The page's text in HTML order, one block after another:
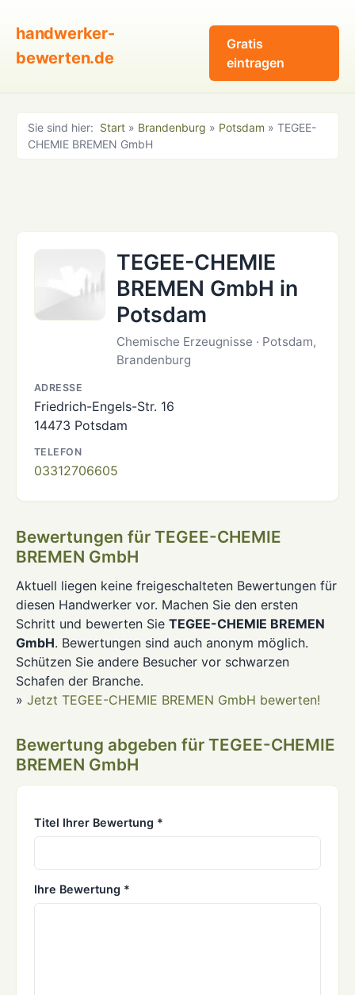
handwerker-
bewerten.de
Gratis
eintragen
Sie sind hier: Start » Brandenburg » Potsdam » TEGEE-
CHEMIE BREMEN GmbH
TEGEE-CHEMIE
BREMEN GmbH in
Potsdam
Chemische Erzeugnisse · Potsdam,
Brandenburg
ADRESSE
Friedrich-Engels-Str. 16
14473 Potsdam
TELEFON
03312706605
Bewertungen für TEGEE-CHEMIE
BREMEN GmbH
Aktuell liegen keine freigeschalteten Bewertungen für
diesen Handwerker vor. Machen Sie den ersten
Schritt und bewerten Sie TEGEE-CHEMIE BREMEN
GmbH. Bewertungen sind auch anonym möglich.
Schützen Sie andere Besucher vor schwarzen
Schafen der Branche.
» Jetzt TEGEE-CHEMIE BREMEN GmbH bewerten!
Bewertung abgeben für TEGEE-CHEMIE
BREMEN GmbH
Titel Ihrer Bewertung *
Ihre Bewertung *